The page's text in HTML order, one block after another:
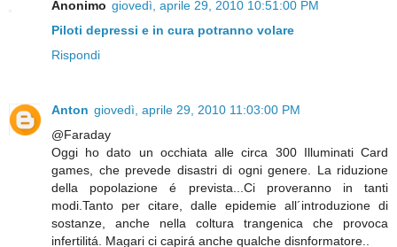
Anonimo giovedì, aprile 29, 2010 10:51:00 PM
Piloti depressi e in cura potranno volare
Rispondi
Anton giovedì, aprile 29, 2010 11:03:00 PM
@Faraday
Oggi ho dato un occhiata alle circa 300 Illuminati Card
games, che prevede disastri di ogni genere. La riduzione
della popolazione é prevista...Ci proveranno in tanti
modi.Tanto per citare, dalle epidemie all´introduzione di
sostanze, anche nella coltura trangenica che provoca
infertilitá. Magari ci capirá anche qualche disnformatore..